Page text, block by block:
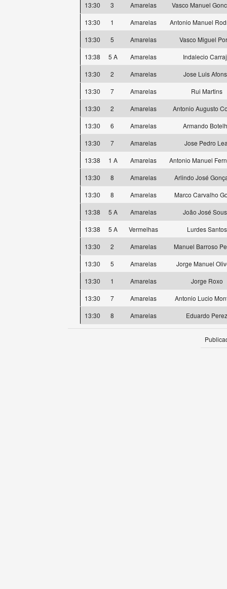
13:30
3 Amarelas
Vasco Manuel
13:30
1 Amarelas
Antonio Manuel
13:30
5 Amarelas
Vasco Miguel
13:38
5 A Amarelas
Indalecio
13:30
2 Amarelas
Jose Luis
13:30
7 Amarelas
Rui Martins
13:30
2 Amarelas
Antonio Augusto
13:30
6 Amarelas
Armando
13:30
7 Amarelas
Jose Pedro
13:38
1 A Amarelas
Antonio Manuel
13:30
8 Amarelas
Arlindo José
13:30
8 Amarelas
Marco Carvalho
13:38
5 A Amarelas
João José
13:38
5 A Vermelhas
Lurdes Santos
13:30
2 Amarelas
Manuel Barroso
13:30
5 Amarelas
Jorge Manuel
13:30
1 Amarelas
Jorge Roxo
13:30
7 Amarelas
Antonio Lucio
13:30
8 Amarelas Eduardo Perez